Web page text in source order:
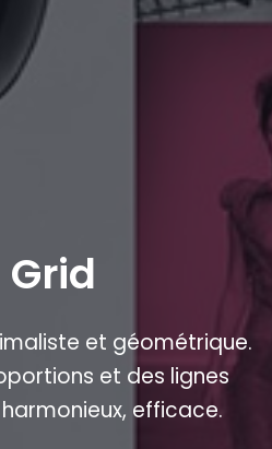
Grid
et géométrique.
et des lignes
efficace.